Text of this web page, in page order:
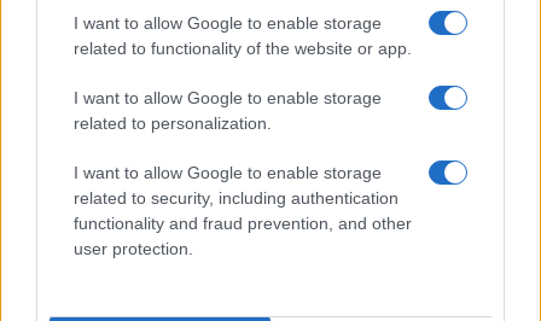
I want to allow Google to enable storage
related to functionality of the website or app.
I want to allow Google to enable storage
related to personalization.
I want to allow Google to enable storage
related to security, including authentication
functionality and fraud prevention, and other
user protection.
Retiradas da caderneta de poupança superam depósitos em R$
7,152 bilhões
COTAÇÕES CRYPTO
Nome Preço